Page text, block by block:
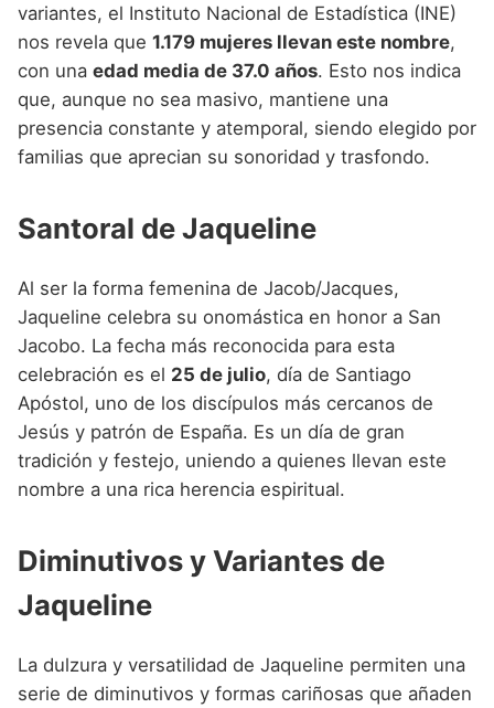
variantes, el Instituto Nacional de Estadística (INE)
nos revela que 1.179 mujeres llevan este nombre,
con una edad media de 37.0 años. Esto nos indica
que, aunque no sea masivo, mantiene una
presencia constante y atemporal, siendo elegido por
familias que aprecian su sonoridad y trasfondo.
Santoral de Jaqueline
Al ser la forma femenina de Jacob/Jacques,
Jaqueline celebra su onomástica en honor a San
Jacobo. La fecha más reconocida para esta
celebración es el 25 de julio, día de Santiago
Apóstol, uno de los discípulos más cercanos de
Jesús y patrón de España. Es un día de gran
tradición y festejo, uniendo a quienes llevan este
nombre a una rica herencia espiritual.
Diminutivos y Variantes de
Jaqueline
La dulzura y versatilidad de Jaqueline permiten una
serie de diminutivos y formas cariñosas que añaden